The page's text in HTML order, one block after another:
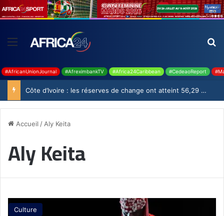
#AfricanUnionJournal #AfreximbankTV #Africa24Caribbean #CedeaoReport
Côte d’Ivoire : les réserves de change ont atteint 56,29 milliards USD en juillet
Accueil / Aly Keita
Aly Keita
Culture